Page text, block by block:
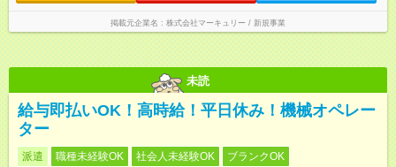
していきたい方、ぜひご応募ください♪
掲載元企業名 株式会社マーキュリー / 新規事業
未読
給与即払いOK！高時給！平日休み！機械オペレー
ター
派遣 職種未経験OK 社会人未経験OK ブランクOK